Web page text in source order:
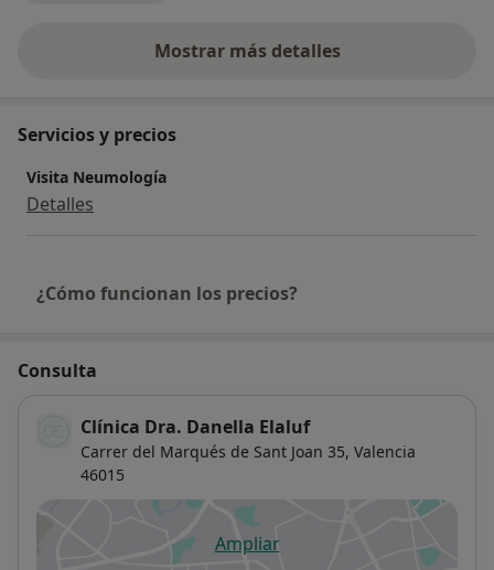
Mostrar más detalles
sobre la experiencia
Servicios y precios
Visita Neumología
Detalles
¿Cómo funcionan los precios?
Consulta
Clínica Dra. Danella Elaluf
Carrer del Marqués de Sant Joan 35, Valencia
46015
Ampliarse abre en una nueva